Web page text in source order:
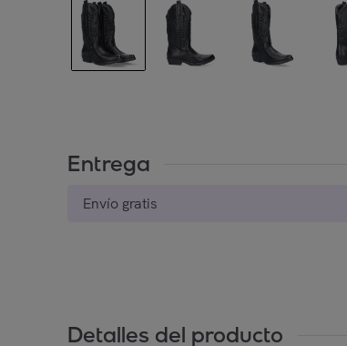
Entrega
Envío gratis
Detalles del producto